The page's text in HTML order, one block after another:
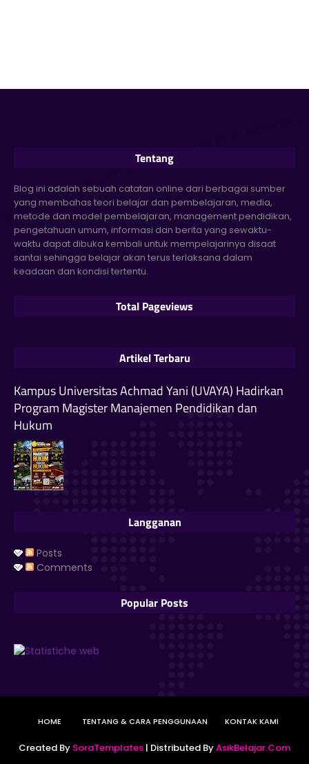
Tentang
Blog ini adalah sebuah catatan online dari berbagai sumber
yang membahas teori belajar dan pembelajaran, media,
metode dan model pembelajaran, management pendidikan,
pengetahuan umum, informasi dan berita yang sewaktu-
waktu dapat dibuka kembali untuk mempelajarinya disaat
santai sehingga belajar akan terus terlaksana dalam
keadaan dan kondisi tertentu.
Total Pageviews
Artikel Terbaru
Kampus Universitas Achmad Yani (UVAYA) Hadirkan
Program Magister Manajemen Pendidikan dan
Hukum
Langganan
Posts
Comments
Popular Posts
HOME TENTANG & CARA PENGGUNAAN KONTAK KAMI
Created By SoraTemplates | Distributed ByAsikBelajar.Com